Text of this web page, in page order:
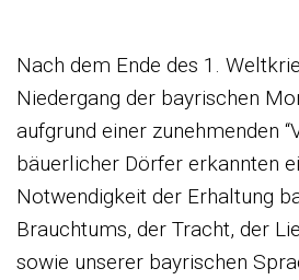
Nach dem Ende des 1.
Niedergang der bayrischen
aufgrund einer zunehmenden
bäuerlicher Dörfer erkannten
Notwendigkeit der Erhaltung
Brauchtums, der Tracht, der
sowie unserer bayrischen